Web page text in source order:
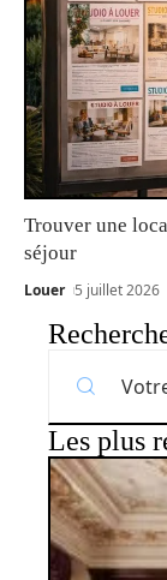
Trouver une
séjour
Louer 5 juillet 2026
Les plus